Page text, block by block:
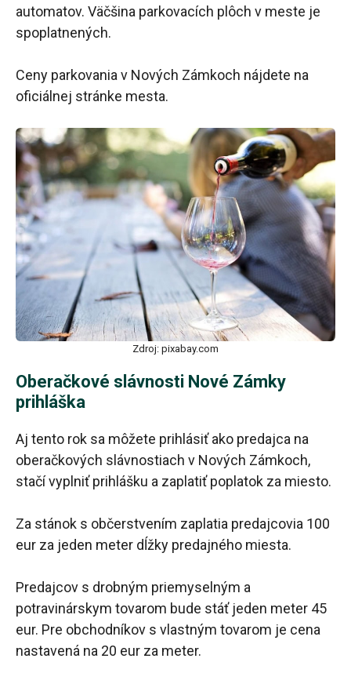
automatov. Väčšina parkovacích plôch v meste je
spoplatnených.
Ceny parkovania v Nových Zámkoch nájdete na
oficiálnej stránke mesta.
Zdroj: pixabay.com
Oberačkové slávnosti Nové Zámky
prihláška
Aj tento rok sa môžete prihlásiť ako predajca na
oberačkových slávnostiach v Nových Zámkoch,
stačí vyplniť prihlášku a zaplatiť poplatok za miesto.
Za stánok s občerstvením zaplatia predajcovia 100
eur za jeden meter dĺžky predajného miesta.
Predajcov s drobným priemyselným a
potravinárskym tovarom bude stáť jeden meter 45
eur. Pre obchodníkov s vlastným tovarom je cena
nastavená na 20 eur za meter.